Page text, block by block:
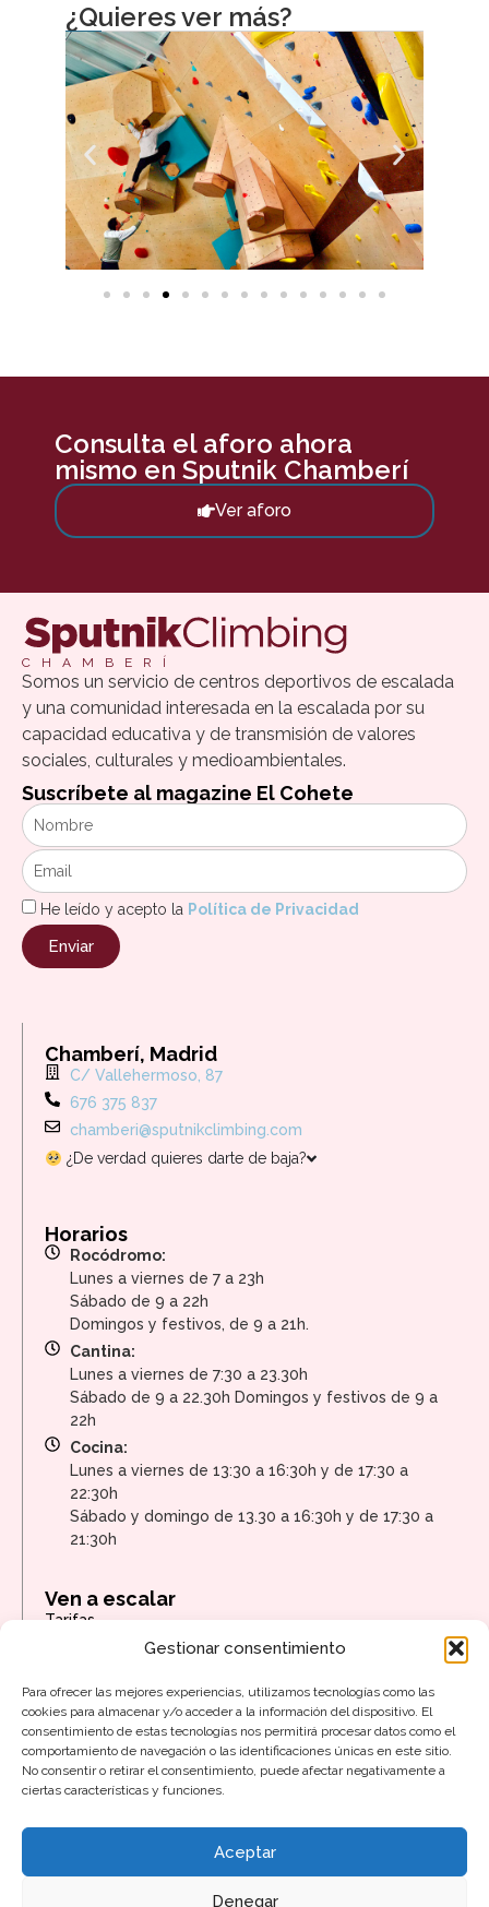
Gestionar consentimiento
Para ofrecer las mejores experiencias, utilizamos tecnologías como las
cookies para almacenar y/o acceder a la información del dispositivo. El
consentimiento de estas tecnologías nos permitirá procesar datos como el
comportamiento de navegación o las identificaciones únicas en este sitio.
No consentir o retirar el consentimiento, puede afectar negativamente a
ciertas características y funciones.
Aceptar
Denegar
¿Quieres ver más?
Consulta el aforo ahora
mismo en Sputnik Chamberí
Ver aforo
CHAMBERÍ
Somos un servicio de centros deportivos de escalada
y una comunidad interesada en la escalada por su
capacidad educativa y de transmisión de valores
sociales, culturales y medioambientales.
Suscríbete al magazine El Cohete
He leído y acepto la Política de Privacidad
Enviar
Chamberí, Madrid
C/ Vallehermoso, 87
676 375 837
chamberi@sputnikclimbing.com
¿De verdad quieres darte de baja?
Horarios
Rocódromo:
Lunes a viernes de 7 a 23h
Sábado de 9 a 22h
Domingos y festivos, de 9 a 21h.
Cantina:
Lunes a viernes de 7:30 a 23.30h
Sábado de 9 a 22.30h Domingos y festivos de 9 a
22h
Cocina:
Lunes a viernes de 13:30 a 16:30h y de 17:30 a
22:30h
Sábado y domingo de 13.30 a 16:30h y de 17:30 a
21:30h
Ven a escalar
Tarifas
Sputnik Salud
Empresas
Trabaja con nosotros
Apariciones en medios
Síguenos